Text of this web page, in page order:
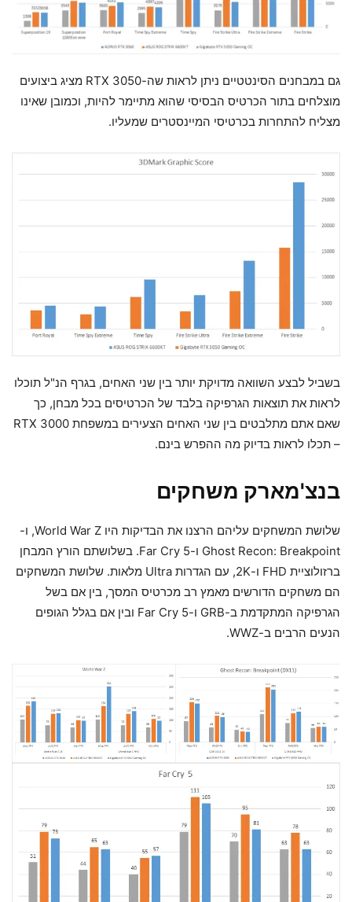
גם במבחנים הסינטטיים ניתן לראות שה-RTX 3050 מציג ביצועים
מוצלחים בתור הכרטיס הבסיסי שהוא מתיימר להיות, וכמובן שאינו
מצליח להתחרות בכרטיסי המיינסטרים שמעליו.
בשביל לבצע השוואה מדויקת יותר בין שני האחים, בגרף הנ"ל תוכלו
לראות את תוצאות הגרפיקה בלבד של הכרטיסים בכל מבחן, כך
שאם אתם מתלבטים בין שני האחים הצעירים במשפחת RTX 3000
– תכלו לראות בדיוק מה ההפרש בינם.
בנצ'מארק משחקים
שלושת המשחקים עליהם הרצנו את הבדיקות היו World War Z, ו-
Ghost Recon: Breakpoint ו-Far Cry 5. בשלושתם הורץ המבחן
ברזולוציית FHD ו-2K, עם הגדרות Ultra מלאות. שלושת המשחקים
הם משחקים הדורשים מאמץ רב מכרטיס המסך, בין אם בשל
הגרפיקה המתקדמת ב-GRB ו-Far Cry 5 ובין אם בגלל הגופים
הנעים הרבים ב-WWZ.